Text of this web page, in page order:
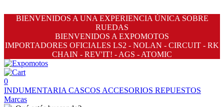
BIENVENIDOS A UNA EXPERIENCIA ÚNICA SOBRE
RUEDAS
BIENVENIDOS A EXPOMOTOS
IMPORTADORES OFICIALES LS2 - NOLAN - CIRCUIT - RK
CHAIN - REV'IT! - AGS - ATOMIC
0
INDUMENTARIA CASCOS ACCESORIOS REPUESTOS
Marcas